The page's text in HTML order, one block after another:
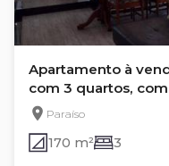
Apartamento à
com 3 quartos, com
Paraíso
170 m² 3